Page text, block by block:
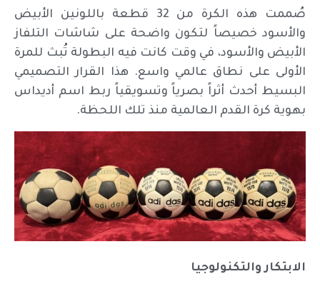
صُممت هذه الكرة من 32 قطعة باللونين الأبيض
والأسود خصيصاً لتكون واضحة على شاشات التلفاز
الأبيض والأسود، في وقت كانت فيه البطولة تُبث للمرة
الأولى على نطاق عالمي واسع. هذا القرار التصميمي
البسيط أحدث أثراً بصرياً وتسويقياً ربط اسم أديداس
بهوية كرة القدم العالمية منذ تلك اللحظة.
الابتكار والتكنولوجيا